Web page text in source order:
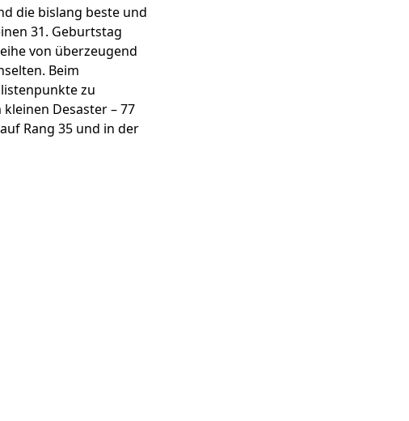
die bislang beste und
31. Geburtstag
von überzeugend
Beim
zu
Desaster – 77
Rang 35 und in der